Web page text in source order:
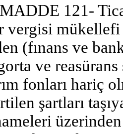
121-
vergisi
(fınans ve
ve
fonları hariç
şartları